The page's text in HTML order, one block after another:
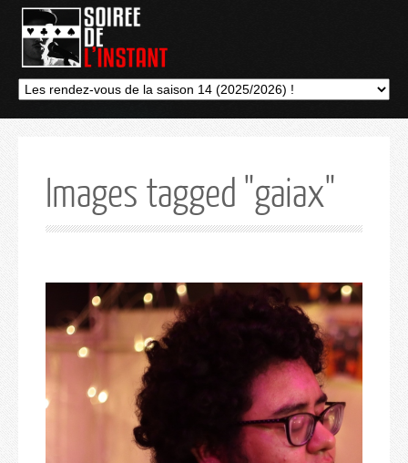
Images tagged "gaiax"